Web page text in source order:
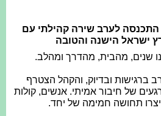
לערב שירה קהילתי עם
ישראל הישנה והטובה
שנים, מהבית, מהדרך ומהלב.
ברגישות ובדיוק, והקהל הצטרף
של חיבור אמיתי. אנשים, קולות
ויצרו תחושה חמימה של יחד.